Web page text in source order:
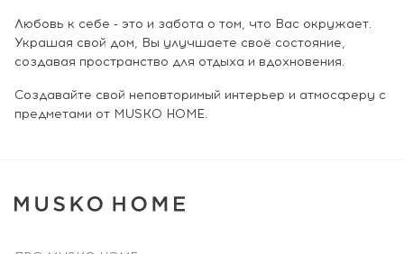
Любовь к себе - это и забота о том, что Вас окружает.
Украшая свой дом, Вы улучшаете своё состояние,
создавая пространство для отдыха и вдохновения.
Создавайте свой неповторимый интерьер и атмосферу с
предметами от MUSKO HOME.